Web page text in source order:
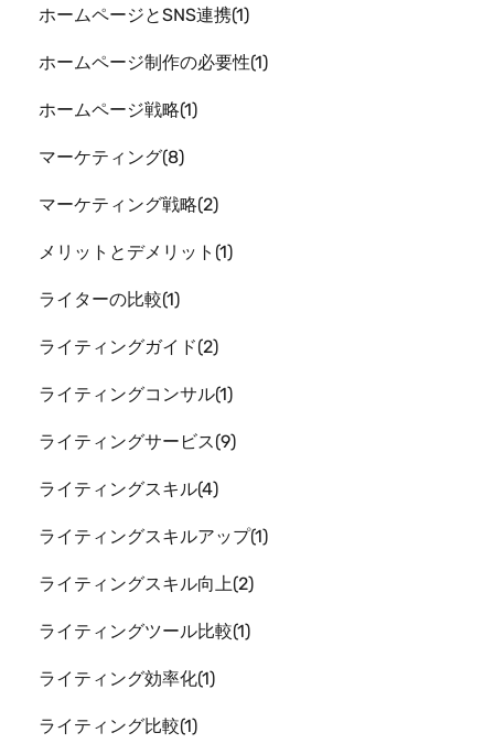
ホームページとSNS連携 1
ホームページ制作の必要性 1
ホームページ戦略 1
マーケティング 8
マーケティング戦略 2
メリットとデメリット 1
ライターの比較 1
ライティングガイド 2
ライティングコンサル 1
ライティングサービス 9
ライティングスキル 4
ライティングスキルアップ 1
ライティングスキル向上 2
ライティングツール比較 1
ライティング効率化 1
ライティング比較 1